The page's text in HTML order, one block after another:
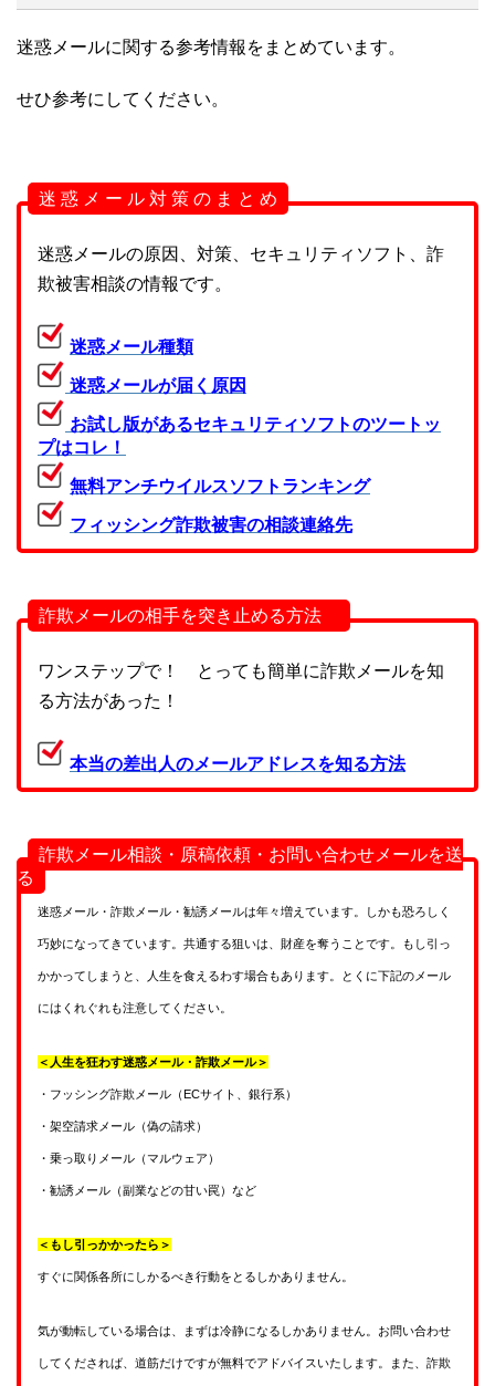
迷惑メールに関する参考情報をまとめています。
せひ参考にしてください。
迷 惑 メ ー ル 対 策 の ま と め
迷惑メールの原因、対策、セキュリティソフト、詐
欺被害相談の情報です。
迷惑メール種類
迷惑メールが届く原因
お試し版があるセキュリティソフトのツートッ
プはコレ！
無料アンチウイルスソフトランキング
フィッシング詐欺被害の相談連絡先
詐欺メールの相手を突き止める方法
ワンステップで！ とっても簡単に詐欺メールを知
る方法があった！
本当の差出人のメールアドレスを知る方法
詐欺メール相談・原稿依頼・お問い合わせメールを送
る
迷惑メール・詐欺メール・勧誘メールは年々増えています。しかも恐ろしく
巧妙になってきています。共通する狙いは、財産を奪うことです。もし引っ
かかってしまうと、人生を食えるわす場合もあります。とくに下記のメール
にはくれぐれも注意してください。
＜人生を狂わす迷惑メール・詐欺メール＞
・フッシング詐欺メール（ECサイト、銀行系）
・架空請求メール（偽の請求）
・乗っ取りメール（マルウェア）
・勧誘メール（副業などの甘い罠）など
＜もし引っかかったら＞
すぐに関係各所にしかるべき行動をとるしかありません。
気が動転している場合は、まずは冷静になるしかありません。お問い合わせ
してくだされば、道筋だけですが無料でアドバイスいたします。また、詐欺